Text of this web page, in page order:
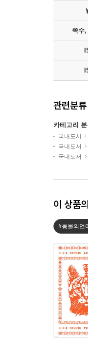
쪽수,
관련분류
카테고리
국내도서
국내도서
국내도서
이 상품
#동물의언